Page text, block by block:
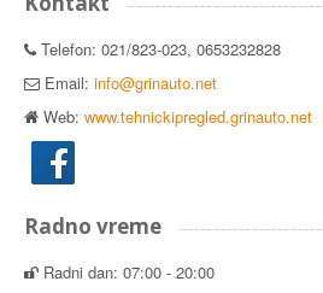
Telefon: 021/823-023, 0653232828
Email: info@grinauto.net
Web: www.tehnickipregled.grinauto.net
Radno vreme
Radni dan: 07:00 - 20:00